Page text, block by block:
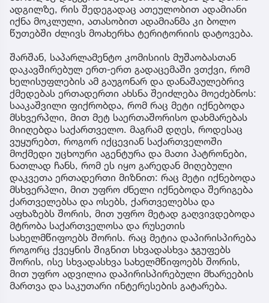
ადგილზე, რის შედეგადაც ათეულობით ადამიანი
იქნა მოკლული, ათასობით ადამიანმა კი ბოლო
წუთებში ძლივს მოახერხა ტერიტორიის დატოვება.
შარშან, საპარლამენტო კომისიის მუშაობასთან
დაკავშირებულ ერთ-ერთ გადაცემაში ვთქვი, რომ
ხელისუფლების ამ გაუგონარ და დანაშაულებრივ
ქმედებას ერთადერთი ახსნა შეიძლება მოეძებნოს:
სააკაშვილი ფიქრობდა, რომ რაც მეტი იქნებოდა
მსხვერპლი, მით მეტ საერთაშორისო დახმარებას
მიიღებდა საქართველო. მაგრამ დღეს, როდესაც
ვუყურებთ, როგორ იქცევიან საქართველოში
მოქმედი უცხოური აგენტურა და მათი პატრონები,
ნათლად ჩანს, რომ ეს იყო გარედან მიღებული
დაკვეთა ერთადერთი მიზნით: რაც მეტი იქნებოდა
მსხვერპლი, მით უფრო ძნელი იქნებოდა შერიგება
ქართველებსა და ოსებს, ქართველებსა და
აფხაზებს შორის, მით უფრო მეტად გაღვივდებოდა
მტრობა საქართველოსა და რუსეთის
სახელმწიფოებს შორის. რაც მეტია დაპირისპირება
როგორც ქვეყნის შიგნით სხვადასხვა ჯგუფებს
შორის, ისე სხვადასხვა სახელმწიფოებს შორის,
მით უფრო ადვილია დაპირისპირებული მხარეების
მართვა და საკუთარი ინტერესების გატარება.